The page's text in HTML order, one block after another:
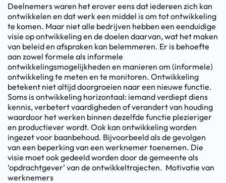
Deelnemers waren het erover eens dat iedereen zich kan
ontwikkelen en dat werk een middel is om tot ontwikkeling
te komen. Maar niet alle bedrijven hebben een eenduidige
visie op ontwikkeling en de doelen daarvan, wat het maken
van beleid en afspraken kan belemmeren. Er is behoefte
aan zowel formele als informele
ontwikkelingsmogelijkheden en manieren om (informele)
ontwikkeling te meten en te monitoren. Ontwikkeling
betekent niet altijd doorgroeien naar een nieuwe functie.
Soms is ontwikkeling horizontaal: iemand verdiept diens
kennis, verbetert vaardigheden of verandert van houding
waardoor het werken binnen dezelfde functie plezieriger
en productiever wordt. Ook kan ontwikkeling worden
ingezet voor baanbehoud. Bijvoorbeeld als de gevolgen
van een beperking van een werknemer toenemen. Die
visie moet ook gedeeld worden door de gemeente als
‘opdrachtgever’ van de ontwikkeltrajecten. Motivatie van
werknemers